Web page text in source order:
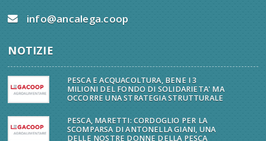
info@ancalega.coop
NOTIZIE
PESCA E ACQUACOLTURA, BENE I 3
MILIONI DEL FONDO DI SOLIDARIETA' MA
OCCORRE UNA STRATEGIA STRUTTURALE
PESCA, MARETTI: CORDOGLIO PER LA
SCOMPARSA DI ANTONELLA GIANI, UNA
DELLE NOSTRE DONNE DELLA PESCA